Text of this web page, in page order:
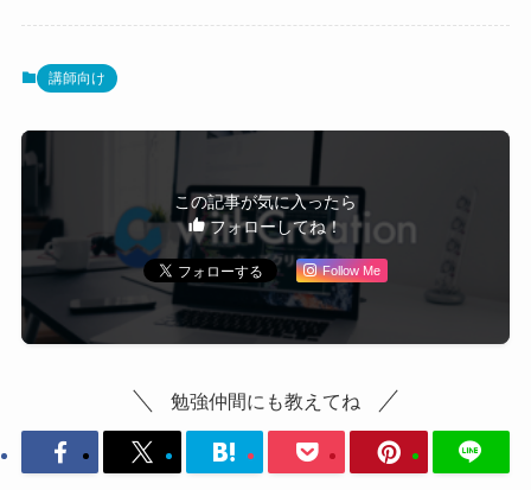
講師向け
この記事が気に入ったら
フォローしてね！
Follow Me
勉強仲間にも教えてね